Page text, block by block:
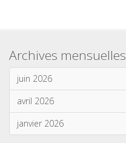
Archives mensuelles
juin 2026
avril 2026
janvier 2026